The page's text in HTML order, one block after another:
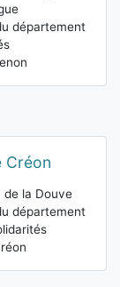
département
Créon
de la Douve
département